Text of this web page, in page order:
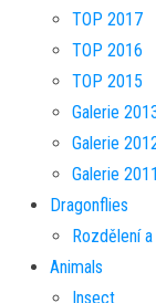
TOP 2017
TOP 2016
TOP 2015
Galerie
Galerie
Galerie 2011
Dragonflies
Rozdělení
Animals
Insect